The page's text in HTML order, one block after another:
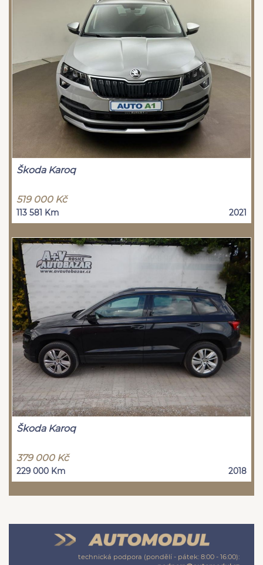
Škoda Karoq
519 000 Kč
113 581 Km 2021
Škoda Karoq
379 000 Kč
229 000 Km 2018
technická podpora (pondělí - pátek: 8:00 - 16:00):